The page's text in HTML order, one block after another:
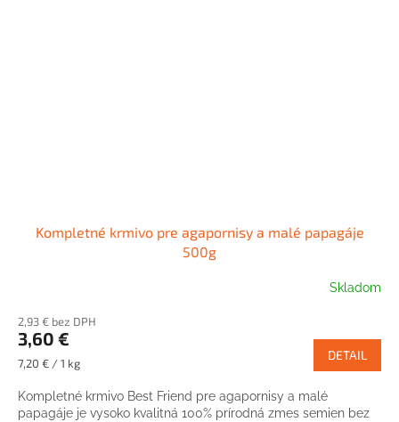
Kompletné krmivo pre agapornisy a malé papagáje
500g
Skladom
2,93 € bez DPH
3,60 €
Jednotková
7,20 € / 1 kg
DETAIL
Kompletné krmivo Best Friend pre agapornisy a malé
papagáje je vysoko kvalitná 100% prírodná zmes semien bez